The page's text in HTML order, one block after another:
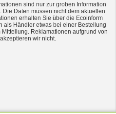
sind nur zur groben Information
Daten müssen nicht dem aktuellen
erhalten Sie über die Ecoinform
als Händler etwas bei einer Bestellung
Reklamationen aufgrund von
wir nicht.